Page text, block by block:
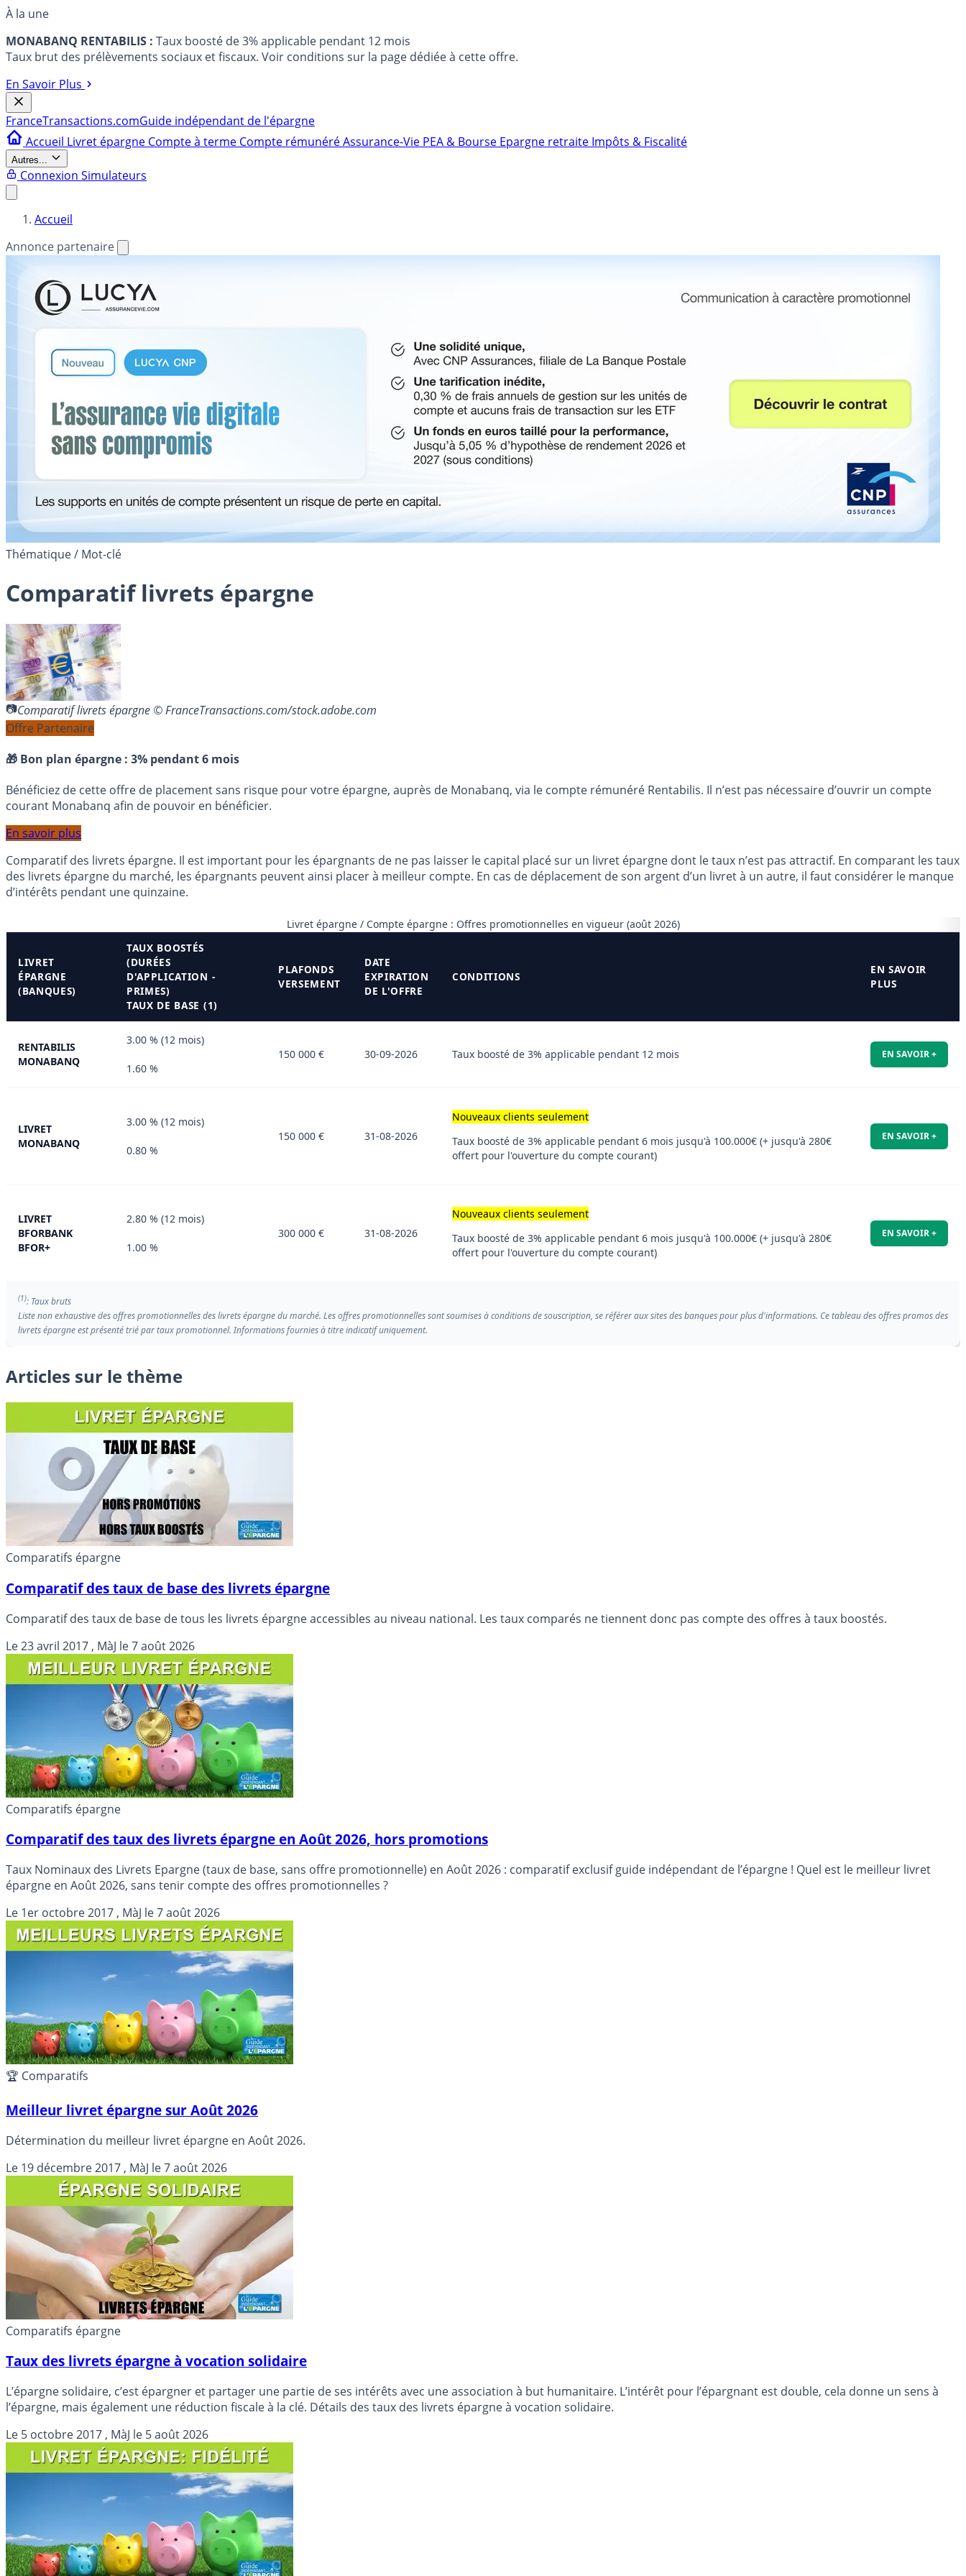
À la une
MONABANQ RENTABILIS : Taux boosté de 3% applicable pendant 12 mois
Taux brut des prélèvements sociaux et fiscaux. Voir conditions sur la page dédiée à cette offre.
En Savoir Plus
FranceTransactions.comGuide indépendant de l'épargne
Accueil Livret épargne Compte à terme Compte rémunéréAssurance-Vie PEA & Bourse Epargne retraite Impôts & Fiscalité
Autres...
Connexion Simulateurs
Accueil
Annonce partenaire
Thématique / Mot-clé
Comparatif livrets épargne
Comparatif livrets épargne © FranceTransactions.com/stock.adobe.com
Offre Partenaire
🎁 Bon plan épargne : 3% pendant 6 mois
Bénéficiez de cette offre de placement sans risque pour votre épargne, auprès de Monabanq, via le compte rémunéré Rentabilis. Il n’est pas nécessaire d’ouvrir un compte
courant Monabanq afin de pouvoir en bénéficier.
En savoir plus
Comparatif des livrets épargne. Il est important pour les épargnants de ne pas laisser le capital placé sur un livret épargne dont le taux n’est pas attractif. En comparant les taux
des livrets épargne du marché, les épargnants peuvent ainsi placer à meilleur compte. En cas de déplacement de son argent d’un livret à un autre, il faut considérer le manque
d’intérêts pendant une quinzaine.
Livret épargne / Compte épargne : Offres promotionnelles en vigueur (août 2026)
LIVRET
ÉPARGNE
(BANQUES)
TAUX BOOSTÉS
(DURÉES
D'APPLICATION -
PRIMES)
TAUX DE BASE (1)
PLAFONDS
VERSEMENT
DATE
EXPIRATION
DE L'OFFRE
CONDITIONS
EN SAVOIR
PLUS
RENTABILIS
MONABANQ
3.00 % (12 mois)
1.60 %
150 000 € 30-09-2026 Taux boosté de 3% applicable pendant 12 mois EN SAVOIR +
LIVRET
MONABANQ
3.00 % (12 mois)
0.80 %
150 000 € 31-08-2026
Nouveaux clients seulement
Taux boosté de 3% applicable pendant 6 mois jusqu'à 100.000€ (+ jusqu'à 280€
offert pour l'ouverture du compte courant)
EN SAVOIR +
LIVRET
BFORBANK
BFOR+
2.80 % (12 mois)
1.00 %
300 000 € 31-08-2026
Nouveaux clients seulement
Taux boosté de 3% applicable pendant 6 mois jusqu'à 100.000€ (+ jusqu'à 280€
offert pour l'ouverture du compte courant)
EN SAVOIR +
(1): Taux bruts
Liste non exhaustive des offres promotionnelles des livrets épargne du marché. Les offres promotionnelles sont soumises à conditions de souscription, se référer aux sites des banques pour plus d'informations. Ce tableau des offres promos des
livrets épargne est présenté trié par taux promotionnel. Informations fournies à titre indicatif uniquement.
Articles sur le thème
Comparatifs épargne
Comparatif des taux de base des livrets épargne
Comparatif des taux de base de tous les livrets épargne accessibles au niveau national. Les taux comparés ne tiennent donc pas compte des offres à taux boostés.
Le23 avril 2017 , MàJ le7 août 2026
Comparatifs épargne
Comparatif des taux des livrets épargne en Août 2026, hors promotions
Taux Nominaux des Livrets Epargne (taux de base, sans offre promotionnelle) en Août 2026 : comparatif exclusif guide indépendant de l’épargne ! Quel est le meilleur livret
épargne en Août 2026, sans tenir compte des offres promotionnelles ?
Le 1er octobre 2017 , MàJ le7 août 2026
🏆 Comparatifs
Meilleur livret épargne sur Août 2026
Détermination du meilleur livret épargne en Août 2026.
Le 19 décembre 2017 , MàJ le7 août 2026
Comparatifs épargne
Taux des livrets épargne à vocation solidaire
L’épargne solidaire, c’est épargner et partager une partie de ses intérêts avec une association à but humanitaire. L’intérêt pour l’épargnant est double, cela donne un sens à
l’épargne, mais également une réduction fiscale à la clé. Détails des taux des livrets épargne à vocation solidaire.
Le 5 octobre 2017 , MàJ le 5 août 2026